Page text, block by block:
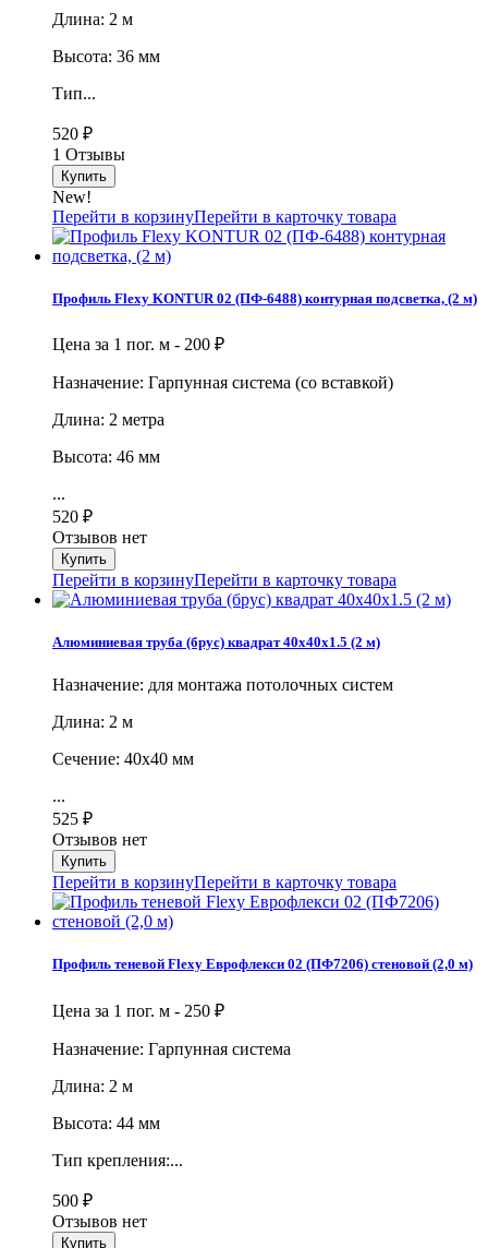
Длина: 2 м
Высота: 36 мм
Тип...
520 ₽
1 Отзывы
New!
Перейти в корзинуПерейти в карточку товара
Профиль Flexy KONTUR 02 (ПФ-6488) контурная подсветка, (2 м)
Цена за 1 пог. м - 200 ₽
Назначение: Гарпунная система (со вставкой)
Длина: 2 метра
Высота: 46 мм
...
520 ₽
Отзывов нет
Перейти в корзинуПерейти в карточку товара
Алюминиевая труба (брус) квадрат 40х40х1.5 (2 м)
​Назначение: для монтажа потолочных систем
Длина: 2 м
Сечение: 40х40 мм
...
525 ₽
Отзывов нет
Перейти в корзинуПерейти в карточку товара
Профиль теневой Flexy Еврофлекси 02 (ПФ7206) стеновой (2,0 м)
Цена за 1 пог. м - 250 ₽
Назначение: Гарпунная система
Длина: 2 м
Высота: 44 мм
Тип крепления:...
500 ₽
Отзывов нет